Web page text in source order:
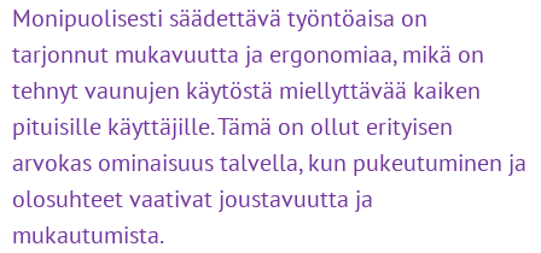
Monipuolisesti säädettävä työntöaisa on
tarjonnut mukavuutta ja ergonomiaa, mikä on
tehnyt vaunujen käytöstä miellyttävää kaiken
pituisille käyttäjille. Tämä on ollut erityisen
arvokas ominaisuus talvella, kun pukeutuminen ja
olosuhteet vaativat joustavuutta ja
mukautumista.